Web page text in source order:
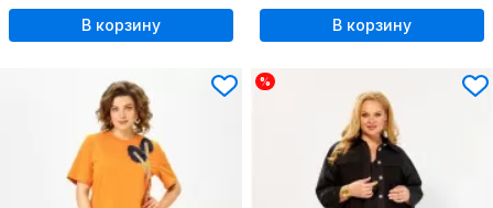
В корзину В корзину
%